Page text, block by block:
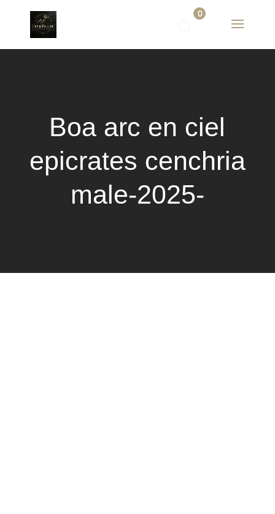
0
Boa arc en ciel
epicrates cenchria
male-2025-